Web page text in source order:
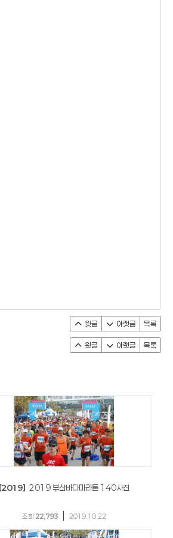
윗글 아랫글 목록
윗글 아랫글 목록
[2019] 2019 부산바다마라톤 140사진
조회 22,793 2019.10.22